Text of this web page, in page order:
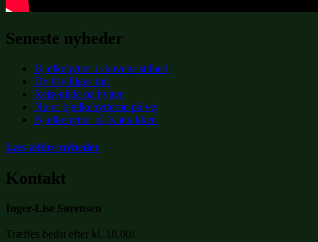
Seneste nyheder
Bjælkehytter i skovens stilhed
De frivilliges tur.
Rejsegilde på hytter
Nu er bjælkehytterne på vej
Bjælkehytter på Katbakken
Læs ældre nyheder
Kontakt
Inger-Lise Sørensen
Træffes bedst efter kl. 18.00!